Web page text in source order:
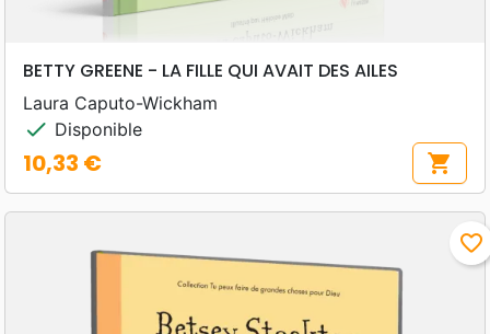
BETTY GREENE - LA FILLE QUI AVAIT DES AILES
Laura Caputo-Wickham
check Disponible
Prix
10,33 € shopping_cart
favorite_border